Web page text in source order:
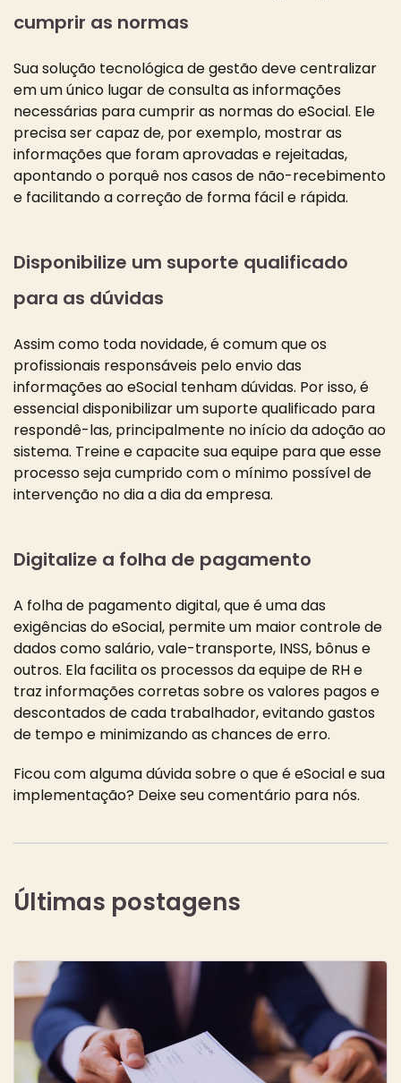
cumprir as normas
Sua solução tecnológica de gestão deve centralizar
em um único lugar de consulta as informações
necessárias para cumprir as normas do eSocial. Ele
precisa ser capaz de, por exemplo, mostrar as
informações que foram aprovadas e rejeitadas,
apontando o porquê nos casos de não-recebimento
e facilitando a correção de forma fácil e rápida.
Disponibilize um suporte qualificado
para as dúvidas
Assim como toda novidade, é comum que os
profissionais responsáveis pelo envio das
informações ao eSocial tenham dúvidas. Por isso, é
essencial disponibilizar um suporte qualificado para
respondê-las, principalmente no início da adoção ao
sistema. Treine e capacite sua equipe para que esse
processo seja cumprido com o mínimo possível de
intervenção no dia a dia da empresa.
Digitalize a folha de pagamento
A folha de pagamento digital, que é uma das
exigências do eSocial, permite um maior controle de
dados como salário, vale-transporte, INSS, bônus e
outros. Ela facilita os processos da equipe de RH e
traz informações corretas sobre os valores pagos e
descontados de cada trabalhador, evitando gastos
de tempo e minimizando as chances de erro.
Ficou com alguma dúvida sobre o que é eSocial e sua
implementação? Deixe seu comentário para nós.
Últimas postagens